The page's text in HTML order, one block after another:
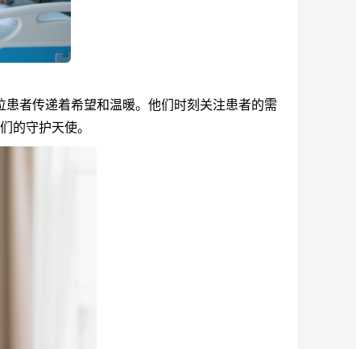
者传递着希望和温暖。他们时刻关注患者的需
的守护天使。